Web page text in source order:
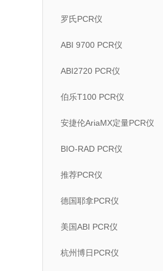
罗氏PCR仪
ABI 9700 PCR仪
ABI2720 PCR仪
伯乐T100 PCR仪
安捷伦AriaMX定量PCR仪
BIO-RAD PCR仪
推荐PCR仪
德国耶拿PCR仪
美国ABI PCR仪
杭州博日PCR仪